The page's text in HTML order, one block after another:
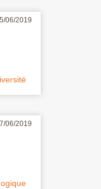
06/2019
06/2019